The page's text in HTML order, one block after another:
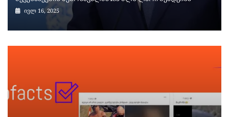
ივლ 16, 2025